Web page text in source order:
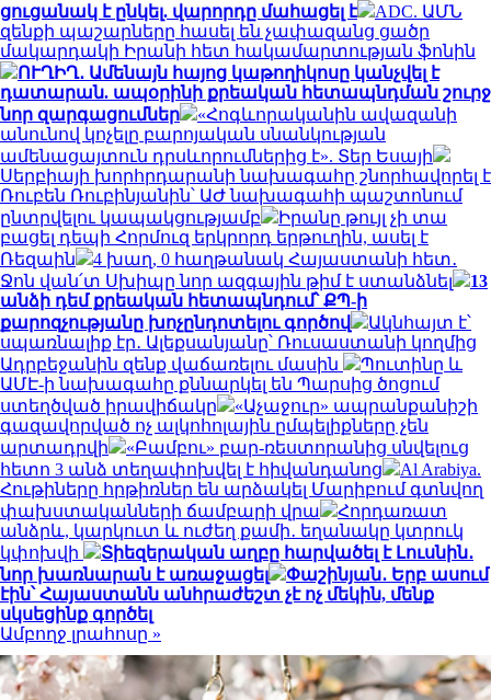
ցուցանակ է ընկել. վարորդը մահացել է
ADC. ԱՄՆ
զենքի պաշարները հասել են չափազանց ցածր
մակարդակի Իրանի հետ հակամարտության ֆոնին
ՈՒՂԻՂ․ Ամենայն հայոց կաթողիկոսը կանչվել է
դատարան. ապօրինի քրեական հետապնդման շուրջ
նոր զարգացումներ
«Հոգևորականին ավազանի
անունով կոչելը բարոյական սնանկության
ամենացայտուն դրսևորումներից է». Տեր Եսայի
Սերբիայի խորհրդարանի նախագահը շնորհավորել է
Ռուբեն Ռուբինյանին՝ ԱԺ նախագահի պաշտոնում
ընտրվելու կապակցությամբ
Իրանը թույլ չի տա
բացել դեպի Հորմուզ երկրորդ երթուղին, ասել է
Ռեզաին
4 խաղ, 0 հաղթանակ Հայաստանի հետ․
Ջոն վան՛տ Սխիպը նոր ազգային թիմ է ստանձնել
13
անձի դեմ քրեական հետապնդում՝ ՔՊ-ի
քարոզչությանը խոչընդոտելու գործով
Ակնհայտ է՝
սպառնալիք էր․ Ալեքսանյանը՝ Ռուսաստանի կողմից
Ադրբեջանին զենք վաճառելու մասին
Պուտինը և
ԱՄԷ-ի նախագահը քննարկել են Պարսից ծոցում
ստեղծված իրավիճակը
«Աչաջուր» ապրանքանիշի
գազավորված ոչ ալկոհոլային ըմպելիքները չեն
արտադրվի
«Բամբու» բար-ռեստորանից սնվելուց
հետո 3 անձ տեղափոխվել է հիվանդանոց
Al Arabiya.
Հութիները հրթիռներ են արձակել Մարիբում գտնվող
փախստականների ճամբարի վրա
Հորդառատ
անձրև, կարկուտ և ուժեղ քամի․ եղանակը կտրուկ
կփոխվի
Տիեզերական աղբը հարվածել է Լուսնին․
նոր խառնարան է առաջացել
Փաշինյան․ Երբ ասում
էին՝ Հայաստանն անհրաժեշտ չէ ոչ մեկին, մենք
սկսեցինք գործել
Ամբողջ լրահոսը »